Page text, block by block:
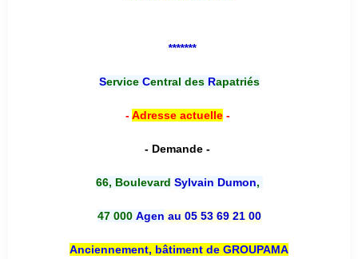
*******
Service Central desRapatriés
-Adresse actuelle-
- Demande -
66, Boulevard Sylvain Dumon,
47 000 Agen au 05 53 69 21 00
Anciennement, bâtiment de GROUPAMA